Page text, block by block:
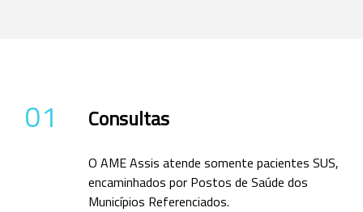
01 Consultas
O AME Assis atende somente pacientes SUS,
encaminhados por Postos de Saúde dos
Municípios Referenciados.